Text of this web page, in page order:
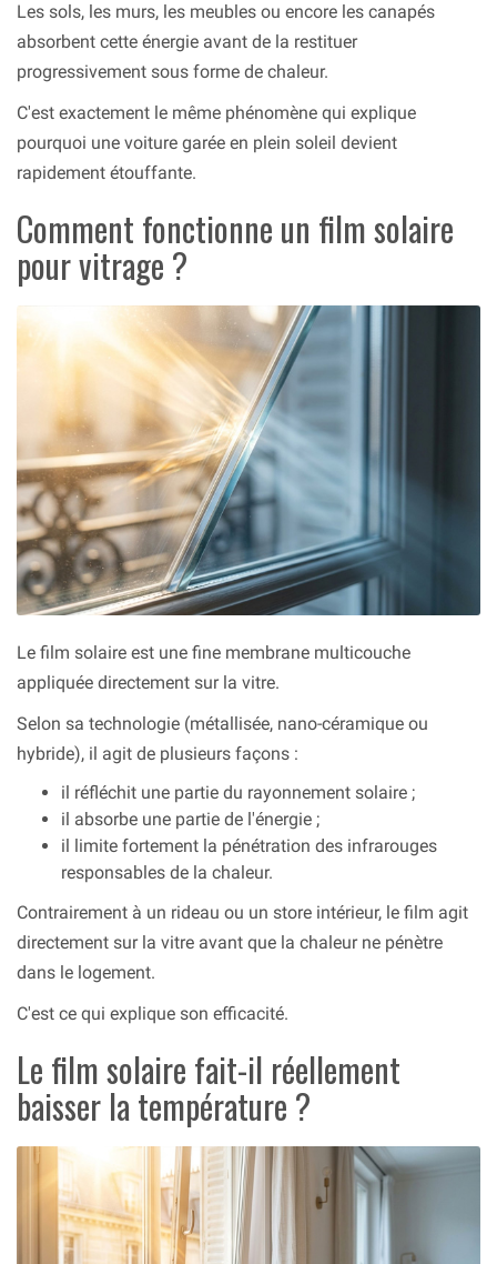
Les sols, les murs, les meubles ou encore les canapés
absorbent cette énergie avant de la restituer
progressivement sous forme de chaleur.
C'est exactement le même phénomène qui explique
pourquoi une voiture garée en plein soleil devient
rapidement étouffante.
Comment fonctionne un film solaire
pour vitrage ?
Le film solaire est une fine membrane multicouche
appliquée directement sur la vitre.
Selon sa technologie (métallisée, nano-céramique ou
hybride), il agit de plusieurs façons :
il réfléchit une partie du rayonnement solaire ;
il absorbe une partie de l'énergie ;
il limite fortement la pénétration des infrarouges
responsables de la chaleur.
Contrairement à un rideau ou un store intérieur, le film agit
directement sur la vitre avant que la chaleur ne pénètre
dans le logement.
C'est ce qui explique son efficacité.
Le film solaire fait-il réellement
baisser la température ?